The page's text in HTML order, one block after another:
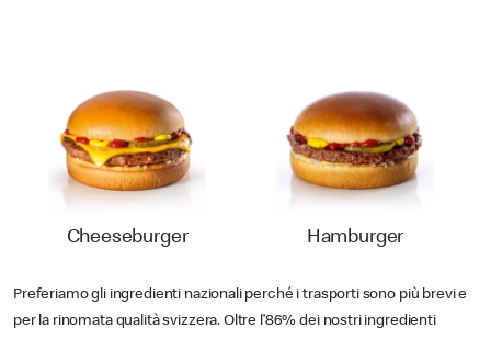
Cheeseburger Hamburger
Preferiamo gli ingredienti nazionali perché i trasporti sono più brevi e
per la rinomata qualità svizzera. Oltre l’86% dei nostri ingredienti